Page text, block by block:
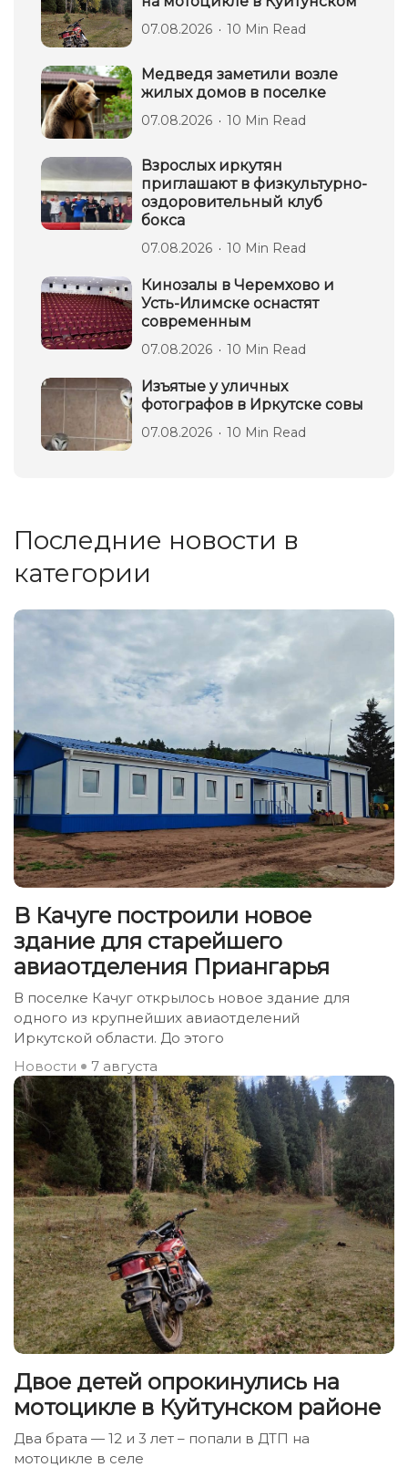
07.08.2026 10 Min Read
Медведя заметили возле
жилых домов в поселке
07.08.2026 10 Min Read
Взрослых иркутян
приглашают в физкультурно-
оздоровительный клуб
бокса
07.08.2026 10 Min Read
Кинозалы в Черемхово и
Усть-Илимске оснастят
современным
07.08.2026 10 Min Read
Изъятые у уличных
фотографов в Иркутске совы
07.08.2026 10 Min Read
Последние новости в
категории
В Качуге построили новое
здание для старейшего
авиаотделения Приангарья
В поселке Качуг открылось новое здание для
одного из крупнейших авиаотделений
Иркутской области. До этого
Новости
7 августа
Двое детей опрокинулись на
мотоцикле в Куйтунском районе
Два брата — 12 и 3 лет – попали в ДТП на
мотоцикле в селе